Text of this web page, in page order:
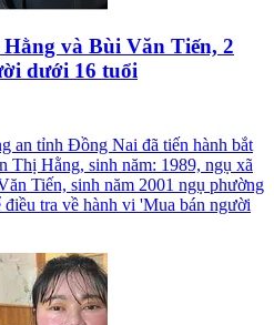
và Bùi Văn Tiến, 2
dưới 16 tuổi
an tỉnh Đồng Nai đã tiến hành bắt
Thị Hằng, sinh năm: 1989, ngụ xã
Tiến, sinh năm 2001 ngụ phường
tra về hành vi 'Mua bán người